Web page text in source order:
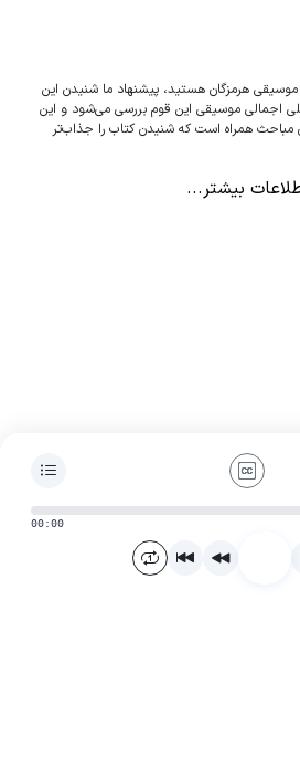
هرمزگان هستید، پیشنهاد ما شنیدن این
اجمالی موسیقی این قوم بررسی می‌شود و این
مباحث همراه است که شنیدن کتاب را جذاب‌تر
بیشتر...
00:00